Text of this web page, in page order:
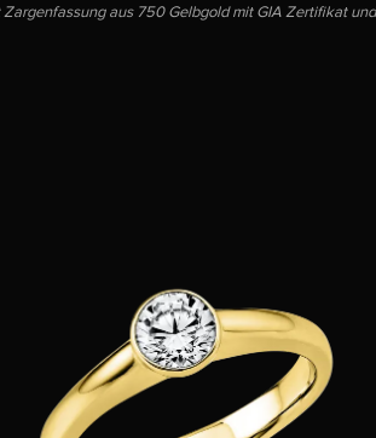
Zargenfassung aus 750 Gelbgold mit GIA Zertifikat